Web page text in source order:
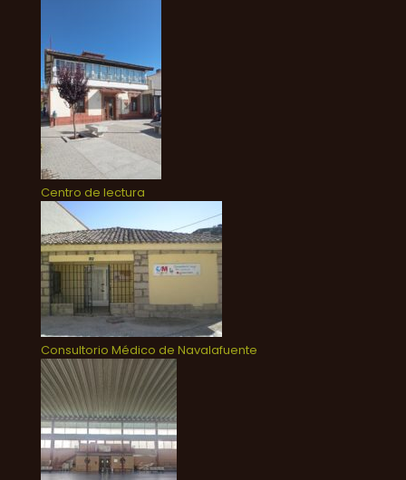
Centro de lectura
Consultorio Médico de Navalafuente